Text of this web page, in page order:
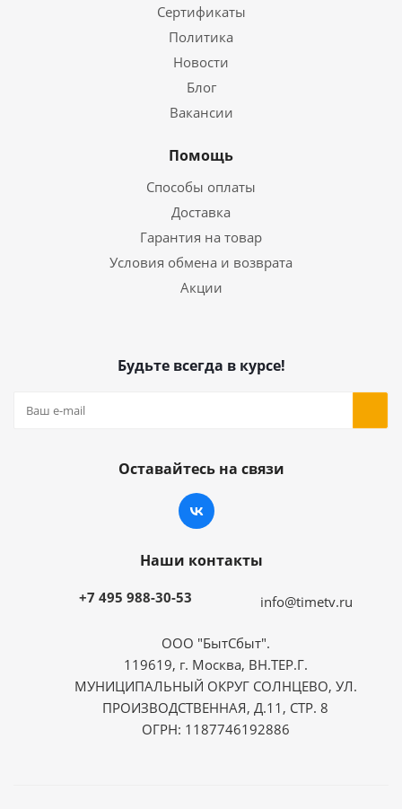
Сертификаты
Политика
Новости
Блог
Вакансии
Помощь
Способы оплаты
Доставка
Гарантия на товар
Условия обмена и возврата
Акции
Будьте всегда в курсе!
Оставайтесь на связи
Наши контакты
+7 495 988-30-53 info@timetv.ru
ООО "БытСбыт".
119619, г. Москва, ВН.ТЕР.Г.
МУНИЦИПАЛЬНЫЙ ОКРУГ СОЛНЦЕВО, УЛ.
ПРОИЗВОДСТВЕННАЯ, Д.11, СТР. 8
ОГРН: 1187746192886